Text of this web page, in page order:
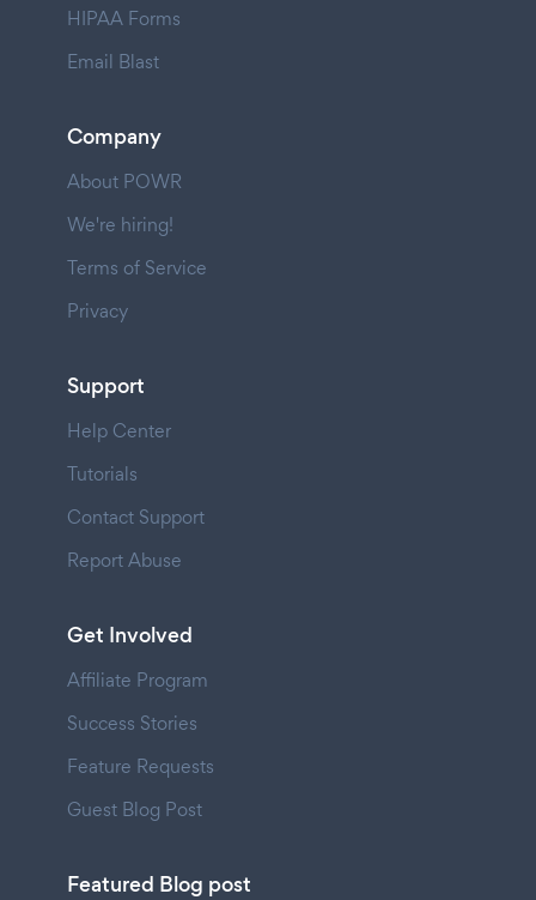
HIPAA Forms
Email Blast
Company
About POWR
We're hiring!
Terms of Service
Privacy
Support
Help Center
Tutorials
Contact Support
Report Abuse
Get Involved
Affiliate Program
Success Stories
Feature Requests
Guest Blog Post
Featured Blog post